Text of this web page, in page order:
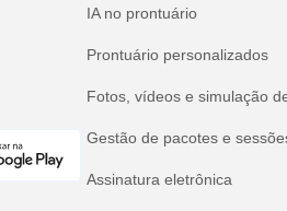
IA no prontuário
Prontuário personalizados
Fotos, vídeos e simulação
Gestão de pacotes e
Assinatura eletrônica